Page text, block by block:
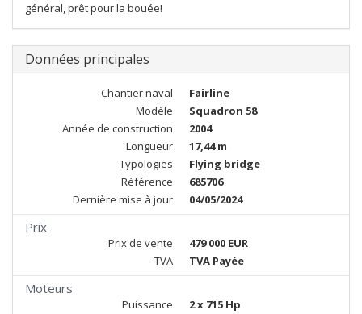
général, prêt pour la bouée!
Données principales
Chantier naval
Fairline
Modèle
Squadron 58
Année de construction
2004
Longueur
17,44 m
Typologies
Flying bridge
Référence
685706
Dernière mise à jour
04/05/2024
Prix
Prix de vente
479 000 EUR
TVA
TVA Payée
Moteurs
Puissance
2 x 715 Hp